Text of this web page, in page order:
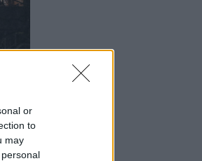
or
to
may